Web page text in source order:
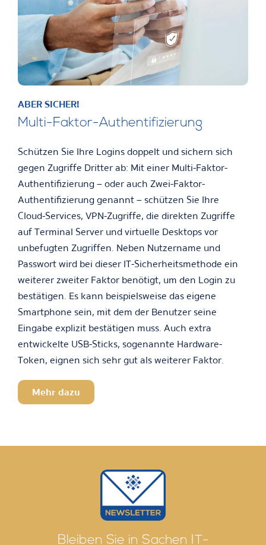
ABER SICHER!
Multi-Faktor-Authentifizierung
Schützen Sie Ihre Logins doppelt und sichern sich
gegen Zugriffe Dritter ab: Mit einer Multi-Faktor-
Authentifizierung – oder auch Zwei-Faktor-
Authentifizierung genannt – schützen Sie Ihre
Cloud-Services, VPN-Zugriffe, die direkten Zugriffe
auf Terminal Server und virtuelle Desktops vor
unbefugten Zugriffen. Neben Nutzername und
Passwort wird bei dieser IT-Sicherheitsmethode ein
weiterer zweiter Faktor benötigt, um den Login zu
bestätigen. Es kann beispielsweise das eigene
Smartphone sein, mit dem der Benutzer seine
Eingabe explizit bestätigen muss. Auch extra
entwickelte USB-Sticks, sogenannte Hardware-
Token, eignen sich sehr gut als weiterer Faktor.
Mehr dazu
Bleiben Sie in Sachen IT-